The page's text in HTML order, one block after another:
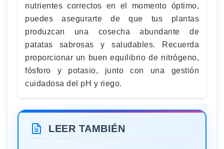
nutrientes correctos en el momento óptimo,
puedes asegurarte de que tus plantas
produzcan una cosecha abundante de
patatas sabrosas y saludables. Recuerda
proporcionar un buen equilibrio de nitrógeno,
fósforo y potasio, junto con una gestión
cuidadosa del pH y riego.
LEER TAMBIÉN